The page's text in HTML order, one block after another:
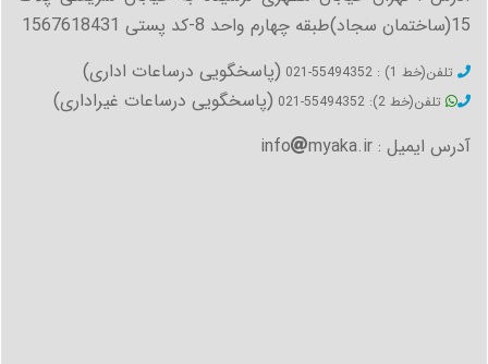
15(ساختمان سجاد)طبقه چهارم واحد 8-کد پستی 1567618431
تلفن(خط 1) : 55494352-021 (پاسخگویی درساعات اداری)
تلفن(خط 2): 55494352-021
(پاسخگویی درساعات غیراداری)
آدرس ایمیل : info myaka.ir